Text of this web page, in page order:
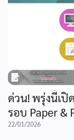
ด่วน! พรุ่งนี้เ
รอบ Paper &
22/01/2026